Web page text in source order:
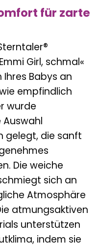
für zarte
Girl, schmal«
Babys an
empfindlich
wurde
gelegt, die sanft
Die weiche
sich an
Atmosphäre
atmungsaktiven
unterstützen
indem sie